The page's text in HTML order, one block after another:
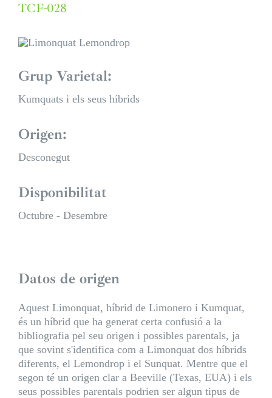
TCF-028
Grup Varietal:
Kumquats i els seus híbrids
Origen:
Desconegut
Disponibilitat
Octubre - Desembre
Datos de origen
Aquest Limonquat, híbrid de Limonero i Kumquat,
és un híbrid que ha generat certa confusió a la
bibliografia pel seu origen i possibles parentals, ja
que sovint s'identifica com a Limonquat dos híbrids
diferents, el Lemondrop i el Sunquat. Mentre que el
segon té un origen clar a Beeville (Texas, EUA) i els
seus possibles parentals podrien ser algun tipus de